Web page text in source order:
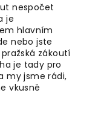
nespočet
je
hlavním
nebo jste
zákoutí
je tady pro
my jsme rádi,
vkusně